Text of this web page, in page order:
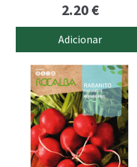
2.20€
Adicionar